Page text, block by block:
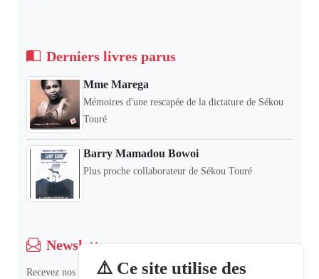
⚠️ Ce site utilise des
Derniers livres parus
Mme Marega
Mémoires d'une rescapée de la dictature de Sékou
Touré
Barry Mamadou Bowoi
Plus proche collaborateur de Sékou Touré
Newsletter
Recevez nos dernières informations et actualités.